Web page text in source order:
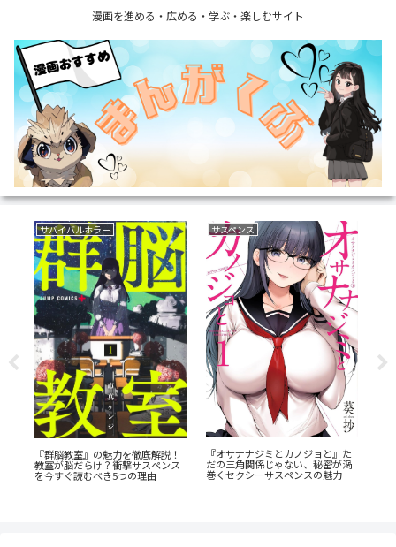
漫画を進める・広める・学ぶ・楽しむサイト
サバイバルホラー
『群脳教室』の魅力を徹底解説！
教室が脳だらけ？衝撃サスペンス
を今すぐ読むべき5つの理由
サスペンス
『オサナナジミとカノジョと』た
だの三角関係じゃない、秘密が渦
巻くセクシーサスペンスの魅力と